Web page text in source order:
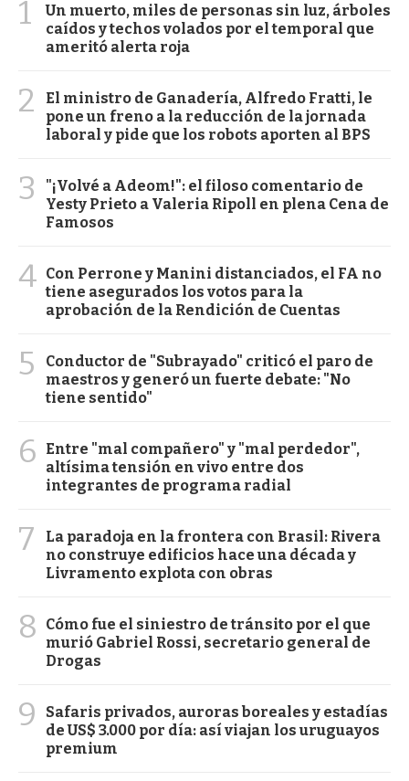
1
Un muerto, miles de personas sin luz, árboles
caídos y techos volados por el temporal que
ameritó alerta roja
2
El ministro de Ganadería, Alfredo Fratti, le
pone un freno a la reducción de la jornada
laboral y pide que los robots aporten al BPS
3
"¡Volvé a Adeom!": el filoso comentario de
Yesty Prieto a Valeria Ripoll en plena Cena de
Famosos
4 Con Perrone y Manini distanciados, el FA no
tiene asegurados los votos para la
aprobación de la Rendición de Cuentas
5
Conductor de "Subrayado" criticó el paro de
maestros y generó un fuerte debate: "No
tiene sentido"
6
Entre "mal compañero" y "mal perdedor",
altísima tensión en vivo entre dos
integrantes de programa radial
7
La paradoja en la frontera con Brasil: Rivera
no construye edificios hace una década y
Livramento explota con obras
8
Cómo fue el siniestro de tránsito por el que
murió Gabriel Rossi, secretario general de
Drogas
9
Safaris privados, auroras boreales y estadías
de US$ 3.000 por día: así viajan los uruguayos
premium